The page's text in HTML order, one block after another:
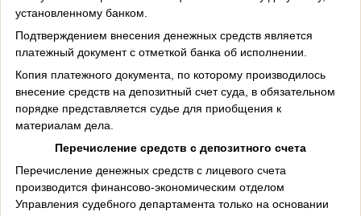
установленному банком.
Подтверждением внесения денежных средств является
платежный документ с отметкой банка об исполнении.
Копия платежного документа, по которому производилось
внесение средств на депозитный счет суда, в обязательном
порядке представляется судье для приобщения к
материалам дела.
Перечисление средств с депозитного счета
Перечисление денежных средств с лицевого счета
производится финансово-экономическим отделом
Управления судебного департамента только на основании